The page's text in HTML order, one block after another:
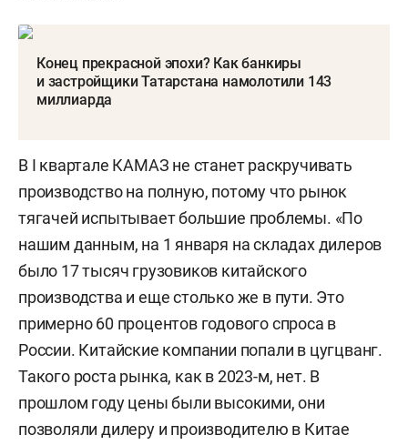
Конец прекрасной эпохи? Как банкиры
и застройщики Татарстана намолотили 143
миллиарда
В I квартале КАМАЗ не станет раскручивать
производство на полную, потому что рынок
тягачей испытывает большие проблемы. «По
нашим данным, на 1 января на складах дилеров
было 17 тысяч грузовиков китайского
производства и еще столько же в пути. Это
примерно 60 процентов годового спроса в
России. Китайские компании попали в цугцванг.
Такого роста рынка, как в 2023-м, нет. В
прошлом году цены были высокими, они
позволяли дилеру и производителю в Китае